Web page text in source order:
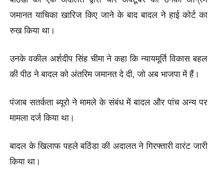
जमानत याचिका खारिज किए जाने के बाद बादल ने हाई कोर्ट का
रुख किया था।
उनके वकील अर्शदीप सिंह चीमा ने कहा कि न्यायमूर्ति विकास बहल
की पीठ ने बादल को अंतरिम जमानत दे दी, जो अब भाजपा में हैं।
पंजाब सतर्कता ब्यूरो ने मामले के संबंध में बादल और पांच अन्य पर
मामला दर्ज किया था।
बादल के खिलाफ पहले बठिंडा की अदालत ने गिरफ्तारी वारंट जारी
किया था।